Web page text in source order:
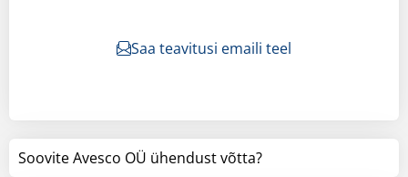
Saa teavitusi emaili teel
Soovite Avesco OÜ ühendust võtta?